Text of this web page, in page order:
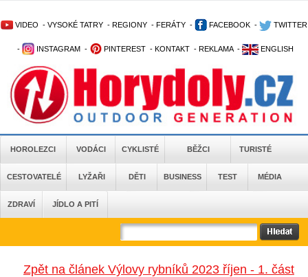
VIDEO - VYSOKÉ TATRY - REGIONY - FERÁTY - FACEBOOK - TWITTER
- INSTAGRAM - PINTEREST - KONTAKT - REKLAMA - ENGLISH
HOROLEZCI VODÁCI CYKLISTÉ BĚŽCI TURISTÉ
CESTOVATELÉ LYŽAŘI DĚTI BUSINESS TEST MÉDIA
ZDRAVÍ JÍDLO A PITÍ
Zpět na článek Výlovy rybníků 2023 říjen - 1. část